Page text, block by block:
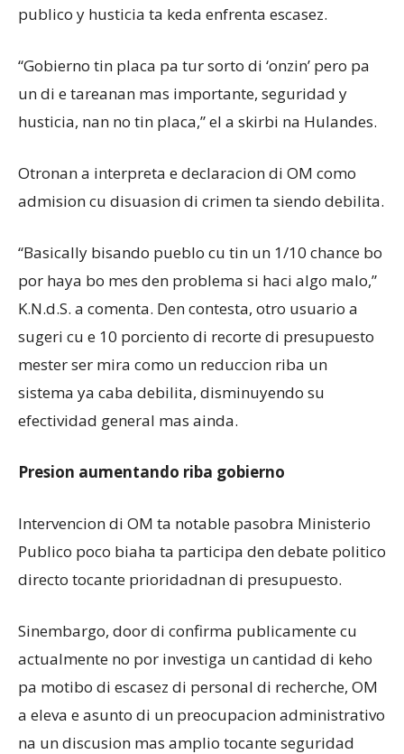
publico y husticia ta keda enfrenta escasez.
“Gobierno tin placa pa tur sorto di ‘onzin’ pero pa
un di e tareanan mas importante, seguridad y
husticia, nan no tin placa,” el a skirbi na Hulandes.
Otronan a interpreta e declaracion di OM como
admision cu disuasion di crimen ta siendo debilita.
“Basically bisando pueblo cu tin un 1/10 chance bo
por haya bo mes den problema si haci algo malo,”
K.N.d.S. a comenta. Den contesta, otro usuario a
sugeri cu e 10 porciento di recorte di presupuesto
mester ser mira como un reduccion riba un
sistema ya caba debilita, disminuyendo su
efectividad general mas ainda.
Presion aumentando riba gobierno
Intervencion di OM ta notable pasobra Ministerio
Publico poco biaha ta participa den debate politico
directo tocante prioridadnan di presupuesto.
Sinembargo, door di confirma publicamente cu
actualmente no por investiga un cantidad di keho
pa motibo di escasez di personal di recherche, OM
a eleva e asunto di un preocupacion administrativo
na un discusion mas amplio tocante seguridad